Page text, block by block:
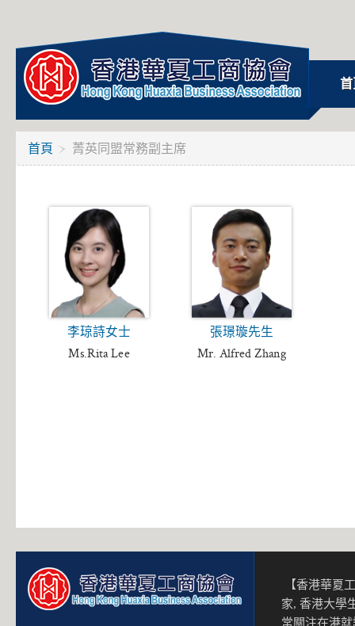
首
首頁 菁英同盟常務副主席
李琼詩女士
Ms.Rita Lee
張璟璇先生
Mr. Alfred Zhang
【香港華夏
家, 香港大學
常關注在港